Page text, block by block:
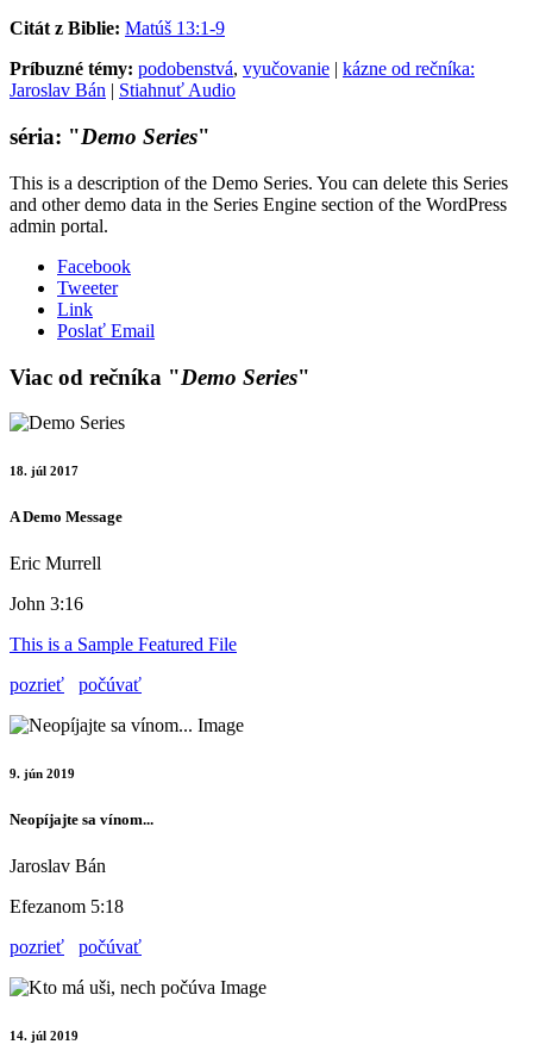
Citát z Biblie: Matúš 13:1-9
Príbuzné témy: podobenstvá, vyučovanie | kázne od rečníka:
Jaroslav Bán | Stiahnuť Audio
séria: "Demo Series"
This is a description of the Demo Series. You can delete this Series
and other demo data in the Series Engine section of the WordPress
admin portal.
Facebook
Tweeter
Link
Poslať Email
Viac od rečníka "Demo Series"
18. júl 2017
A Demo Message
Eric Murrell
John 3:16
This is a Sample Featured File
pozrieť
počúvať
9. jún 2019
Neopíjajte sa vínom...
Jaroslav Bán
Efezanom 5:18
pozrieť
počúvať
14. júl 2019